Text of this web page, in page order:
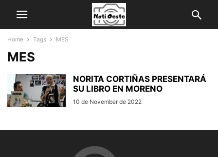
Home Tags MES
MES
NORITA CORTIÑAS PRESENTARÁ
SU LIBRO EN MORENO
10 de November de 2022